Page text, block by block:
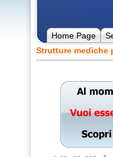
Home Page
Strutture mediche